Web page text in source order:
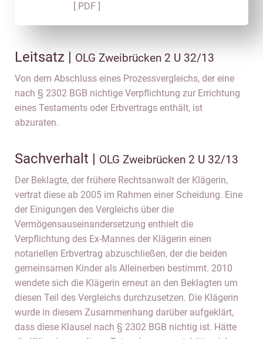
[ PDF ]
Leitsatz | OLG Zweibrücken 2 U 32/13
Von dem Abschluss eines Prozessvergleichs, der eine
nach § 2302 BGB nichtige Verpflichtung zur Errichtung
eines Testaments oder Erbvertrags enthält, ist
abzuraten.
Sachverhalt | OLG Zweibrücken 2 U 32/13
Der Beklagte, der frühere Rechtsanwalt der Klägerin,
vertrat diese ab 2005 im Rahmen einer Scheidung. Eine
der Einigungen des Vergleichs über die
Vermögensauseinandersetzung enthielt die
Verpflichtung des Ex-Mannes der Klägerin einen
notariellen Erbvertrag abzuschließen, der die beiden
gemeinsamen Kinder als Alleinerben bestimmt. 2010
wendete sich die Klägerin erneut an den Beklagten um
diesen Teil des Vergleichs durchzusetzen. Die Klägerin
wurde in diesem Zusammenhang darüber aufgeklärt,
dass diese Klausel nach § 2302 BGB nichtig ist. Hätte